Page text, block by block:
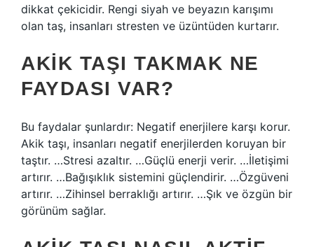
dikkat çekicidir. Rengi siyah ve beyazın karışımı
olan taş, insanları stresten ve üzüntüden kurtarır.
AKIK TAŞI TAKMAK NE
FAYDASI VAR?
Bu faydalar şunlardır: Negatif enerjilere karşı korur.
Akik taşı, insanları negatif enerjilerden koruyan bir
taştır. …Stresi azaltır. …Güçlü enerji verir. …İletişimi
artırır. …Bağışıklık sistemini güçlendirir. …Özgüveni
artırır. …Zihinsel berraklığı artırır. …Şık ve özgün bir
görünüm sağlar.